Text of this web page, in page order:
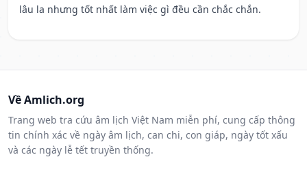
lâu la nhưng tốt nhất làm việc gì đều cần chắc chắn.
Về Amlich.org
Trang web tra cứu âm lịch Việt Nam miễn phí, cung cấp thông
tin chính xác về ngày âm lịch, can chi, con giáp, ngày tốt xấu
và các ngày lễ tết truyền thống.